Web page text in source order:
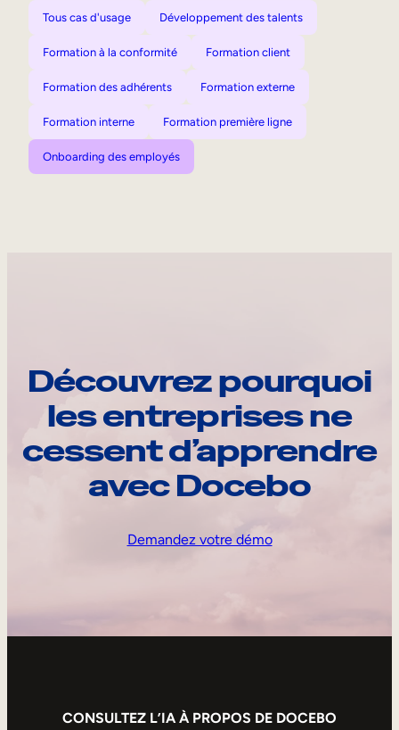
Tous cas d'usage Développement des talents
Formation à la conformité Formation client
Formation des adhérents Formation externe
Formation interne Formation première ligne
Onboarding des employés
Découvrez pourquoi
les entreprises ne
cessent d’apprendre
avec Docebo
Demandez votre démo
CONSULTEZ L’IA À PROPOS DE DOCEBO